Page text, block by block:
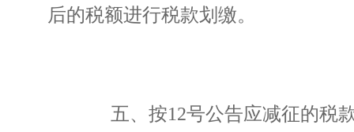
后的税额进行税款划缴。
五、按12号公告应减征的税款